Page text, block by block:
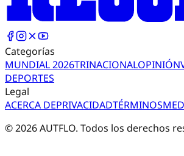
Categorías
MUNDIAL 2026TRINACIONALOPINIÓN
DEPORTES
Legal
ACERCA DEPRIVACIDADTÉRMINOS
©2026AUTFLO. Todos los derechos